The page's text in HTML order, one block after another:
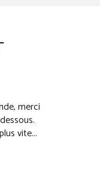
merci
vite...